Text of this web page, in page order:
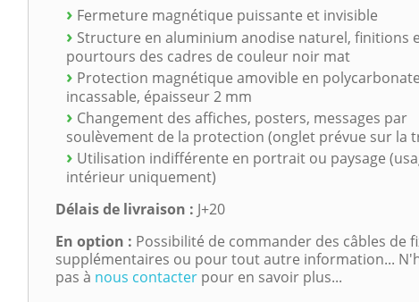
Fermeture magnétique puissante et invisible
Structure en aluminium anodise naturel, finitions
pourtours des cadres de couleur noir mat
Protection magnétique amovible en polycarbonate
incassable, épaisseur 2 mm
Changement des affiches, posters, messages par
soulèvement de la protection (onglet prévue sur la
Utilisation indifférente en portrait ou paysage
intérieur uniquement)
Délais de livraison : J+20
En option : Possibilité de commander des câbles de
supplémentaires ou pour tout autre information...
pas à nous contacter pour en savoir plus...